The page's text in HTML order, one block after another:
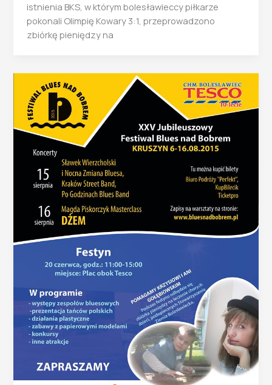
istnienia BKS, w którym bolesławieccy piłkarze
pokonali Olimpię Kowary 3:1, przeprowadzono
zbiórkę pieniędzy na